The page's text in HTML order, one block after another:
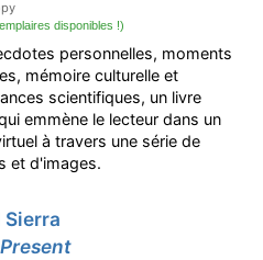
disponibles !)
personnelles, moments
mémoire culturelle et
scientifiques, un livre
emmène le lecteur dans un
à travers une série de
et d'images.
Sierra